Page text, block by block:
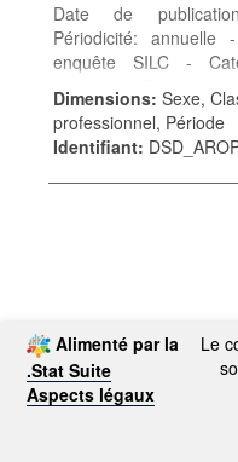
Date de
Périodicité: annuelle
enquête SILC -
sociales - Conditions
revenus et pauvreté
Dimensions: Sexe,
professionnel, Période
Identifiant:
Alimenté par la
.Stat Suite
Aspects légaux
Le